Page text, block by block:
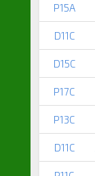
P15A
D11C
D15C
P17C
P13C
D11C